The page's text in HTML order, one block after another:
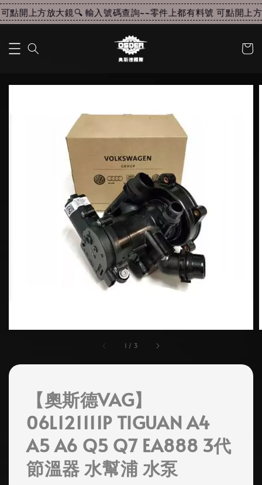
點開上方放大鏡🔍 輸入號碼查詢~~零件上都有料號 可點開上方
1 / 3
【奧斯德VAG】
06L121111P TIGUAN A4
A5 A6 Q5 Q7 EA888 3代
節溫器 水幫浦 水泵